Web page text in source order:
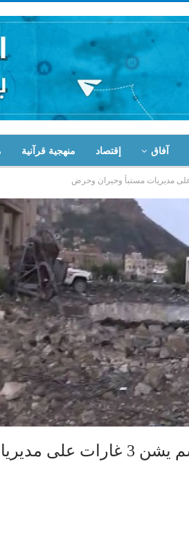
آفاق إقتصاد منهجية قرآنية
حجة : طيران العدوان السعودي الغاشم يشن 3